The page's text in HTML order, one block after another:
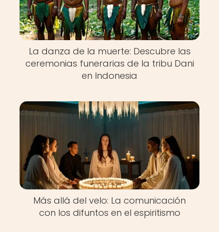
La danza de la muerte: Descubre las
ceremonias funerarias de la tribu Dani
en Indonesia
Más allá del velo: La comunicación
con los difuntos en el espiritismo